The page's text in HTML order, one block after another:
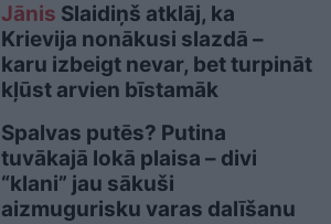
Jānis Slaidiņš atklāj, ka
Krievija nonākusi slazdā –
karu izbeigt nevar, bet turpināt
kļūst arvien bīstamāk
Spalvas putēs? Putina
tuvākajā lokā plaisa – divi
“klani” jau sākuši
aizmugurisku varas dalīšanu